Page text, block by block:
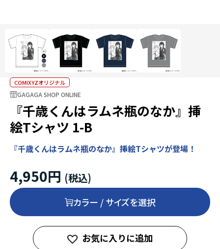
COMIXYZオリジナル
GAGAGA SHOP ONLINE
『千歳くんはラムネ瓶のなか』挿
絵Tシャツ 1-B
『千歳くんはラムネ瓶のなか』挿絵Tシャツが登場！
4,950円
カラー / サイズを選択
お気に入りに追加